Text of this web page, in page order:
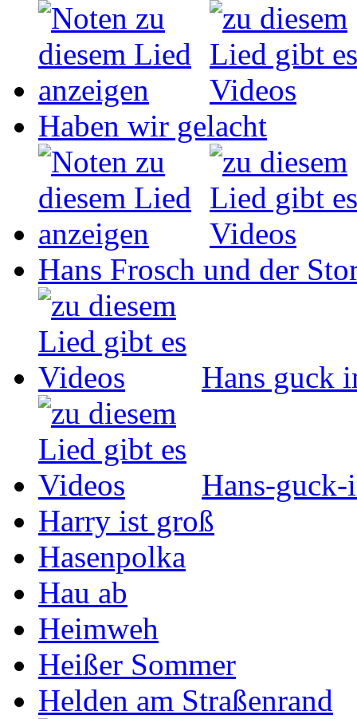
Haben wir gelacht
Hans Frosch und der
Hans guck
Hans-
Harry ist groß
Hasenpolka
Hau ab
Heimweh
Heißer Sommer
Helden am Straßenrand